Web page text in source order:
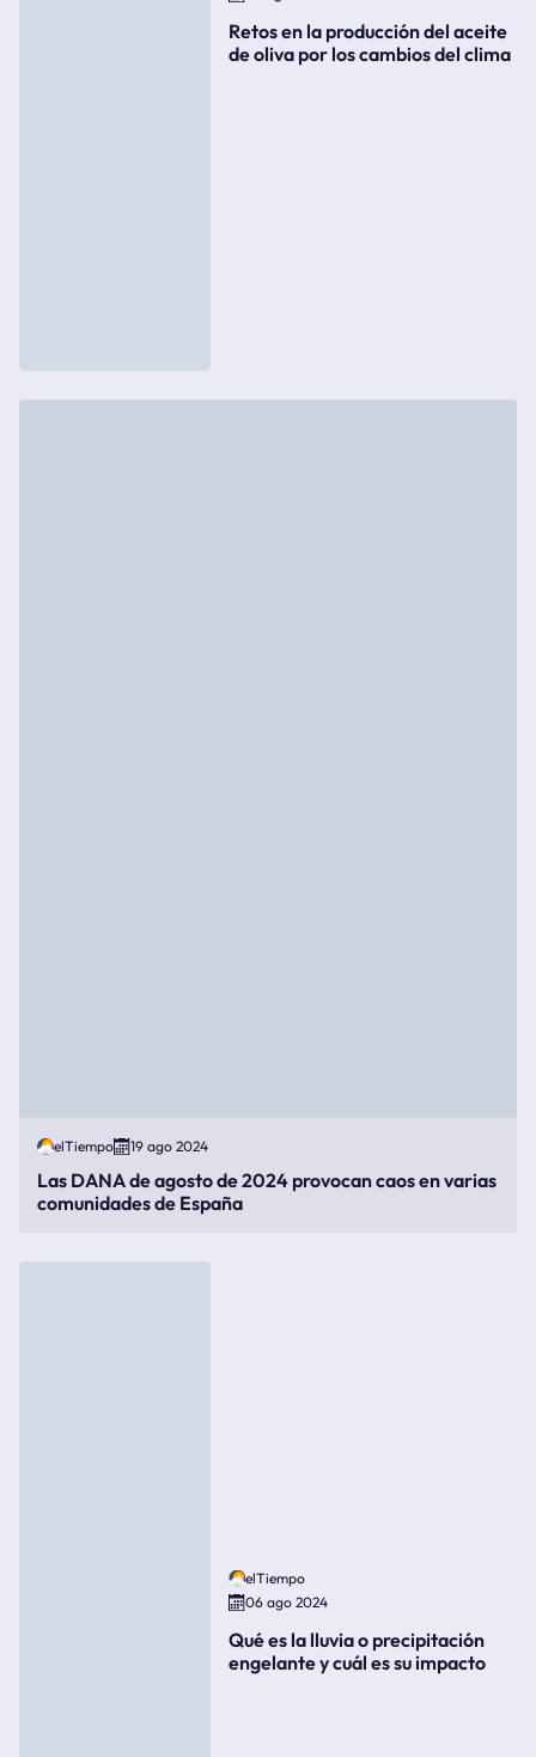
Retos en la producción del aceite
de oliva por los cambios del clima
elTiempo 19 ago 2024
Las DANA de agosto de 2024 provocan caos en varias
comunidades de España
elTiempo
06 ago 2024
Qué es la lluvia o precipitación
engelante y cuál es su impacto